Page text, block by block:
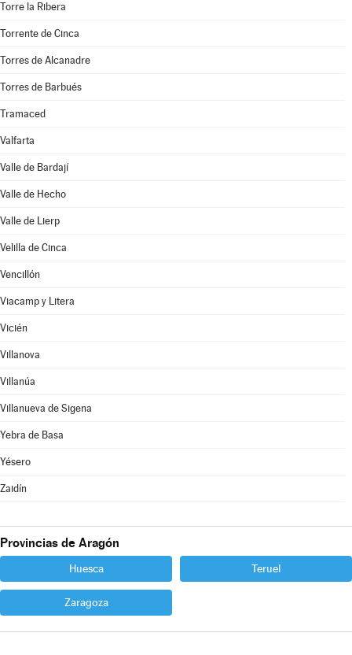
Torre la Ribera
Torrente de Cinca
Torres de Alcanadre
Torres de Barbués
Tramaced
Valfarta
Valle de Bardají
Valle de Hecho
Valle de Lierp
Velilla de Cinca
Vencillón
Viacamp y Litera
Vicién
Villanova
Villanúa
Villanueva de Sigena
Yebra de Basa
Yésero
Zaidín
Provincias de Aragón
Huesca Teruel
Zaragoza